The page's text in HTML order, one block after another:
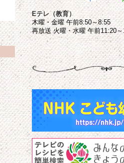
Eテレ（教育）
木曜・金曜 午前8:50～8:55
再放送 火曜・水曜 午前11:20